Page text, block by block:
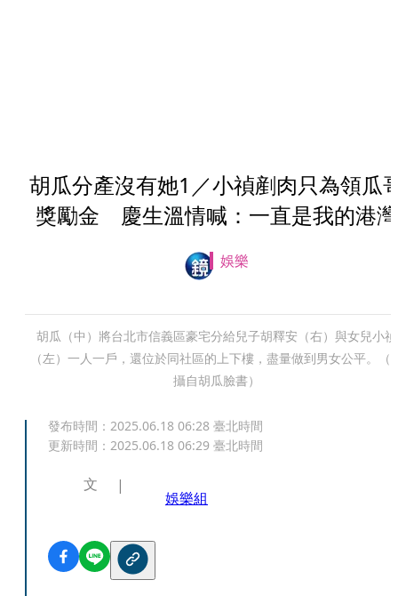
胡瓜分產沒有她1／小禎剷肉只為領瓜
獎勵金 慶生溫情喊：一直是我的港灣
娛樂
胡瓜（中）將台北市信義區豪宅分給兒子胡釋安（右）與女兒小禎
（左）一人一戶，還位於同社區的上下樓，盡量做到男女公平。（
攝自胡瓜臉書）
發布時間： 2025.06.18 06:28 臺北時間
更新時間： 2025.06.18 06:29 臺北時間
文
娛樂組